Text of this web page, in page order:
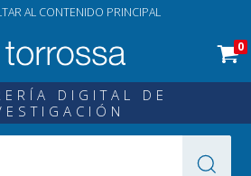
AL CONTENIDO PRINCIPAL
0
DIGITAL DE